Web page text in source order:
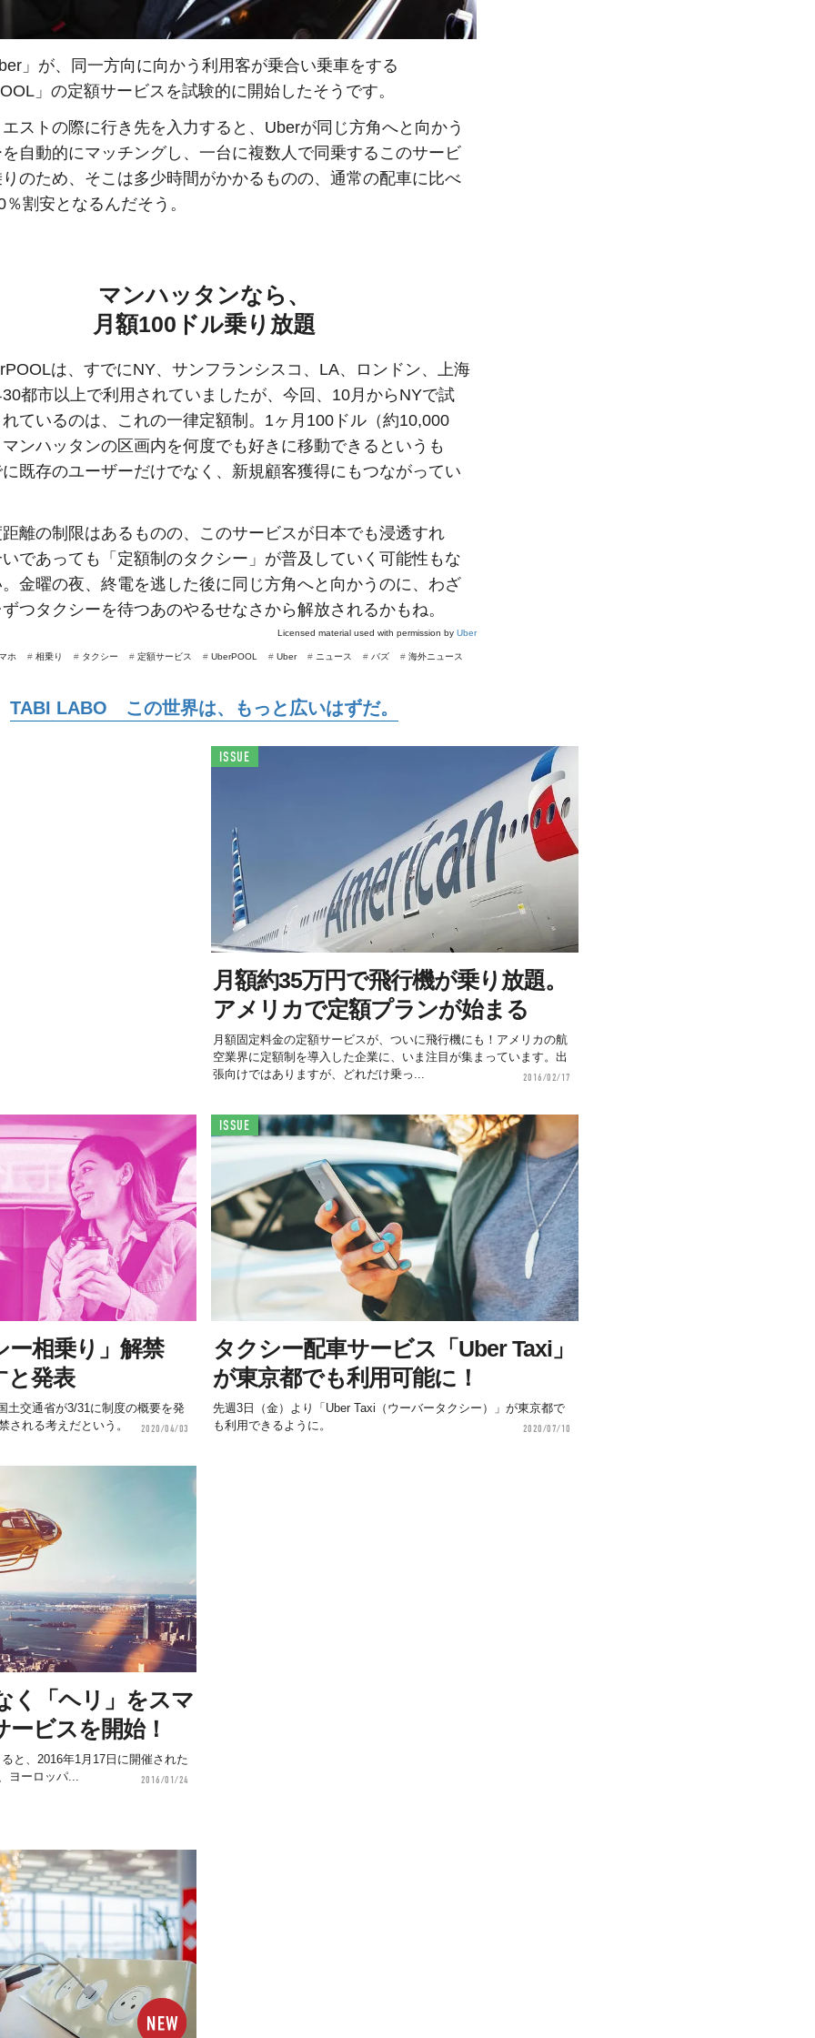
」が、同一方向に向かう利用客が乗合い乗車をする
」の定額サービスを試験的に開始したそうです。
ストの際に行き先を入力すると、Uberが同じ方角へと向かう
自動的にマッチングし、一台に複数人で同乗するこのサービ
のため、そこは多少時間がかかるものの、通常の配車に比べ
割安となるんだそう。
マンハッタンなら、
月額100ドル乗り放題
は、すでにNY、サンフランシスコ、LA、ロンドン、上海
都市以上で利用されていましたが、今回、10月からNYで試
ているのは、これの一律定額制。1ヶ月100ドル（約10,000
ンハッタンの区画内を何度でも好きに移動できるというも
既存のユーザーだけでなく、新規顧客獲得にもつながってい
離の制限はあるものの、このサービスが日本でも浸透すれ
であっても「定額制のタクシー」が普及していく可能性もな
金曜の夜、終電を逃した後に同じ方角へと向かうのに、わざ
つタクシーを待つあのやるせなさから解放されるかもね。
Licensed material used with permission by Uber
# 海外ニュース
# バズ
# ニュース
# Uber
# UberPOOL
# 定額サービス
# タクシー
# 相乗り
ホ
TABI LABO この世界は、もっと広いはずだ。
ISSUE
月額約35万円で飛行機が乗り放題。
アメリカで定額プランが始まる
月額固定料金の定額サービスが、ついに飛行機にも！アメリカの航
空業界に定額制を導入した企業に、いま注目が集まっています。出
張向けではありますが、どれだけ乗っ...
2016/02/17
ー相乗り」解禁
と発表
土交通省が3/31に制度の概要を発
される考えだという。
2020/04/03
ISSUE
タクシー配車サービス「Uber Taxi」
が東京都でも利用可能に！
先週3日（金）より「Uber Taxi（ウーバータクシー）」が東京都で
も利用できるように。
2020/07/10
く「ヘリ」をスマ
ビスを開始！
と、2016年1月17日に開催された
ヨーロッパ...
2016/01/24